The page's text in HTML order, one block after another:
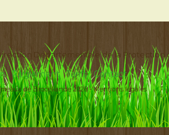
Départementale de la Protection
Règlement Tarifs Contact
de Brocéliande 2026 -Mentions légales